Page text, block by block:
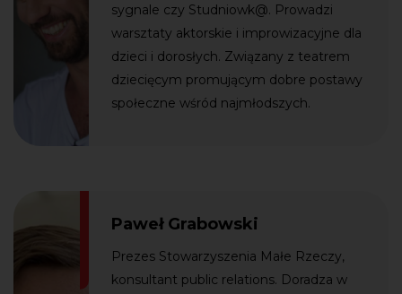
sygnale czy Studniowk@. Prowadzi
warsztaty aktorskie i improwizacyjne dla
dzieci i dorosłych. Związany z teatrem
dziecięcym promującym dobre postawy
społeczne wśród najmłodszych.
Paweł Grabowski
Prezes Stowarzyszenia Małe Rzeczy,
konsultant public relations. Doradza w